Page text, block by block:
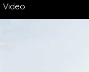
Video